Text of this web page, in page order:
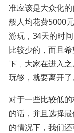
准应该是大众化
般人均花费5000
游玩，34天的时
比较少的，而且
下，大家在进入
玩够，就要离开了。
对于一些比较低
的话，并且选择
的情况下，我们